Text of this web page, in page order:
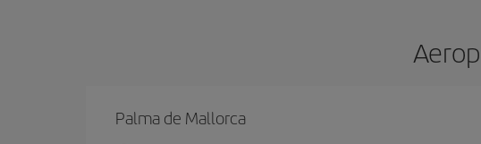
Palma de Mallorca